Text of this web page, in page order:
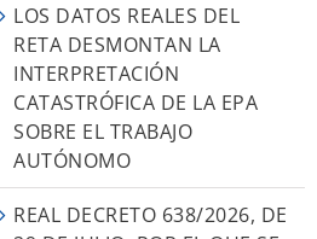
LOS DATOS REALES DEL
RETA DESMONTAN LA
INTERPRETACIÓN
CATASTRÓFICA DE LA EPA
SOBRE EL TRABAJO
AUTÓNOMO
REAL DECRETO 638/2026, DE